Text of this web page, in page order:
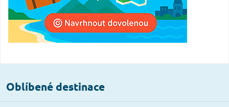
Oblíbené destinace